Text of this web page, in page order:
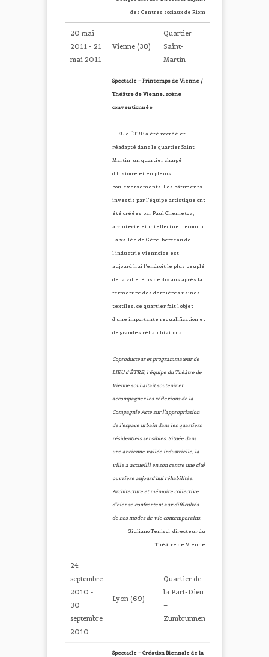
des Centres sociaux de Riom
20 mai
2011 - 21
mai 2011
Vienne (38)
Quartier
Saint-
Martin
Spectacle – Printemps de Vienne /
Théâtre de Vienne, scène
conventionnée
LIEU d’ÊTRE a été recréé et
réadapté dans le quartier Saint
Martin, un quartier chargé
d’histoire et en pleins
bouleversements. Les bâtiments
investis par l’équipe artistique ont
été créées par Paul Chemetov,
architecte et intellectuel reconnu.
La vallée de Gère, berceau de
l’industrie viennoise est
aujourd’hui l’endroit le plus peuplé
de la ville. Plus de dix ans après la
fermeture des dernières usines
textiles, ce quartier fait l’objet
d’une importante requalification et
de grandes réhabilitations.
Coproducteur et programmateur de
LIEU d’ÊTRE, l’équipe du Théâtre de
Vienne souhaitait soutenir et
accompagner les réflexions de la
Compagnie Acte sur l’appropriation
de l’espace urbain dans les quartiers
résidentiels sensibles. Située dans
une ancienne vallée industrielle, la
ville a accueilli en son centre une cité
ouvrière aujourd’hui réhabilitée.
Architecture et mémoire collective
d’hier se confrontent aux difficultés
de nos modes de vie contemporains.
Giuliano Tenisci, directeur du
Théâtre de Vienne
24
septembre
2010 -
30
septembre
2010
Lyon (69)
Quartier de
la Part-Dieu
–
Zumbrunnen
Spectacle – Création Biennale de la